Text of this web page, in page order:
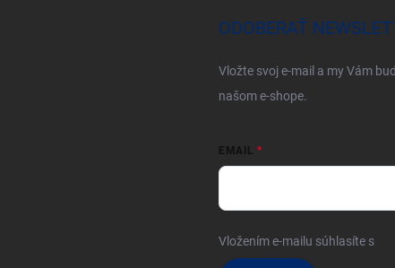
ODOBERAŤ
Vložte svoj e-mail a my Vám
našom e-shope.
EMAIL
Vložením e-mailu súhlasíte s